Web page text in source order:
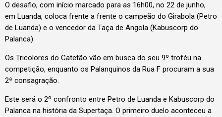
O desafio, com início marcado para as 16h00, no 22 de junho,
em Luanda, coloca frente a frente o campeão do Girabola (Petro
de Luanda) e o vencedor da Taça de Angola (Kabuscorp do
Palanca).
Os Tricolores do Catetão vão em busca do seu 9º troféu na
competição, enquanto os Palanquinos da Rua F procuram a sua
2ª consagração.
Este será o 2º confronto entre Petro de Luanda e Kabuscorp do
Palanca na história da Supertaça. O primeiro duelo aconteceu a